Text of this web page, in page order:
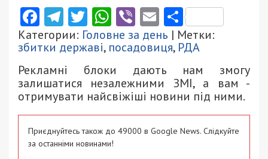
Facebook
Telegram
Twitter
WhatsApp
ViberEmail
Категории: Головне за день | Метки:
збитки державі, посадовиця, РДА
Рекламні блоки дають нам змогу
залишатися незалежними ЗМІ, а вам -
отримувати найсвіжіші новини під ними.
Приєднуйтесь також до 49000 в Google News. Слідкуйте
за останніми новинами!